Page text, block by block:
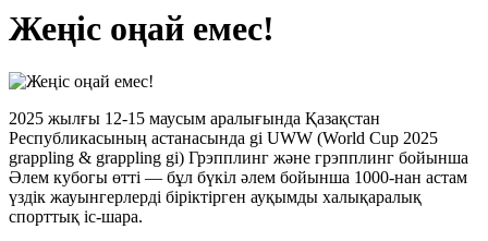
Жеңіс оңай емес!
2025 жылғы 12-15 маусым аралығында Қазақстан
Республикасының астанасында gi UWW (World Cup 2025
grappling & grappling gi) Грэпплинг және грэпплинг бойынша
Әлем кубогы өтті — бұл бүкіл әлем бойынша 1000-нан астам
үздік жауынгерлерді біріктірген ауқымды халықаралық
спорттық іс-шара.